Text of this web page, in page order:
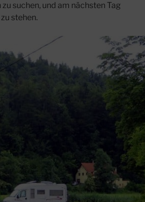
suchen, und am nächsten Tag
stehen.